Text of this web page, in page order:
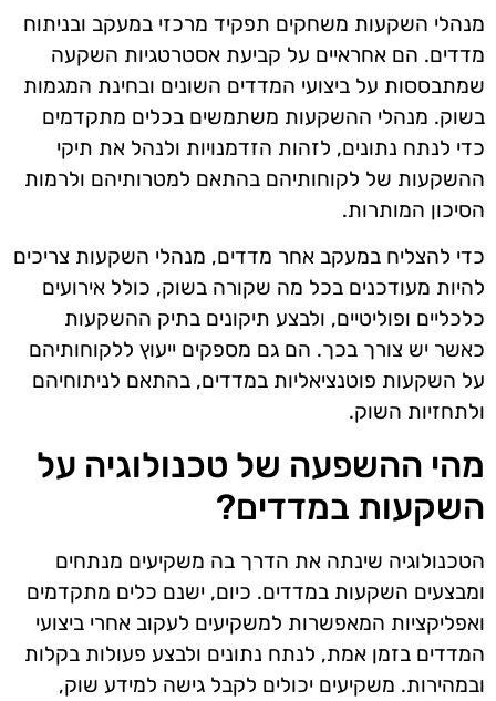
מנהלי השקעות משחקים תפקיד מרכזי במעקב ובניתוח
מדדים. הם אחראיים על קביעת אסטרטגיות השקעה
שמתבססות על ביצועי המדדים השונים ובחינת המגמות
בשוק. מנהלי ההשקעות משתמשים בכלים מתקדמים
כדי לנתח נתונים, לזהות הזדמנויות ולנהל את תיקי
ההשקעות של לקוחותיהם בהתאם למטרותיהם ולרמות
הסיכון המותרות.
כדי להצליח במעקב אחר מדדים, מנהלי השקעות צריכים
להיות מעודכנים בכל מה שקורה בשוק, כולל אירועים
כלכליים ופוליטיים, ולבצע תיקונים בתיק ההשקעות
כאשר יש צורך בכך. הם גם מספקים ייעוץ ללקוחותיהם
על השקעות פוטנציאליות במדדים, בהתאם לניתוחיהם
ולתחזיות השוק.
מהי ההשפעה של טכנולוגיה על
השקעות במדדים?
הטכנולוגיה שינתה את הדרך בה משקיעים מנתחים
ומבצעים השקעות במדדים. כיום, ישנם כלים מתקדמים
ואפליקציות המאפשרות למשקיעים לעקוב אחרי ביצועי
המדדים בזמן אמת, לנתח נתונים ולבצע פעולות בקלות
ובמהירות. משקיעים יכולים לקבל גישה למידע שוק,